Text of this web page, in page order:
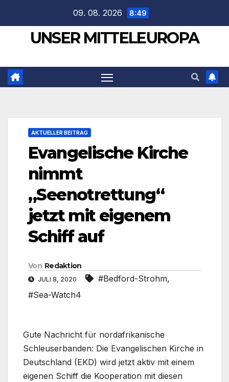
springen
09. 08. 2026 8:49
UNSER MITTELEUROPA
AKTUELLER BEITRAG
Evangelische Kirche
nimmt
„Seenotrettung“
jetzt mit eigenem
Schiff auf
Von Redaktion
JULI 8, 2020 #Bedford-Strohm,
#Sea-Watch4
Gute Nachricht für nordafrikanische
Schleuserbanden: Die Evangelischen Kirche in
Deutschland (EKD) wird jetzt aktiv mit einem
eigenen Schiff die Kooperation mit diesen